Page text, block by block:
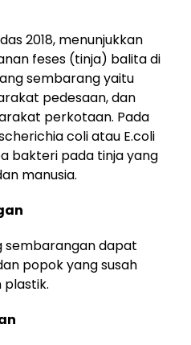
2018, menunjukkan
feses (tinja) balita di
sembarang yaitu
pedesaan, dan
perkotaan. Pada
coli atau E.coli
bakteri pada tinja yang
manusia.
sembarangan dapat
popok yang susah